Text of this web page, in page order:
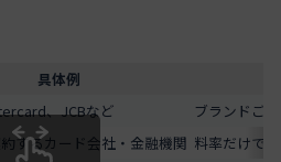
具体例
、JCBなど
ブランドご
するカード会社・金融機関 料率だけで